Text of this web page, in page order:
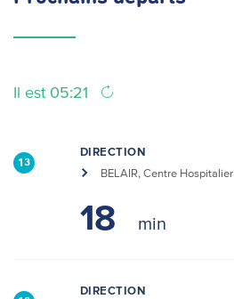
Il est 05:21
13
DIRECTION
BELAIR, Centre Hospitalier
18
DIRECTION